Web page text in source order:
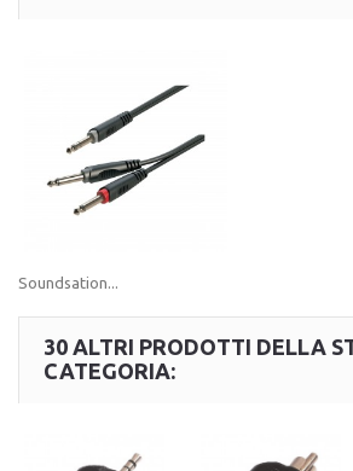
Soundsation...
30 ALTRI PRODOTTI DELLA
CATEGORIA: